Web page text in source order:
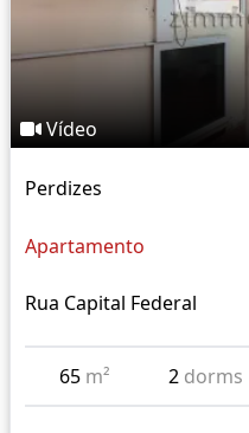
Vídeo
Perdizes
Apartamento
Rua Capital Federal
65 m² 2 dorms